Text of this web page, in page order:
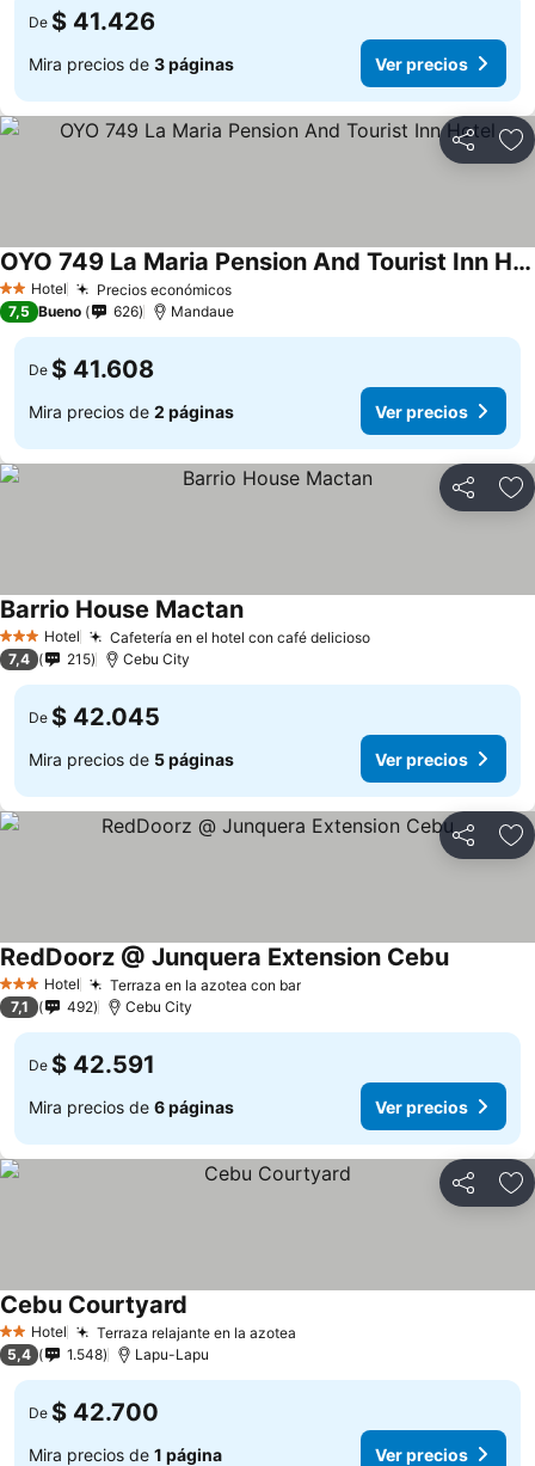
De $ 41.426
Mira precios de 3 páginas Ver precios
Compartir
2 Estrellas
Hotel Precios económicos
OYO 749 La Maria Pension And Tourist Inn Hotel
7,5 Bueno 626 Mandaue
De $ 41.608
Mira precios de 2 páginas Ver precios
Compartir
3 Estrellas
Hotel Cafetería en el hotel con café delicioso
Barrio House Mactan
7,4 215 Cebu City
De $ 42.045
Mira precios de 5 páginas Ver precios
Compartir
3 Estrellas
Hotel Terraza en la azotea con bar
RedDoorz @ Junquera Extension Cebu
7,1 492 Cebu City
De $ 42.591
Mira precios de 6 páginas Ver precios
Compartir
2 Estrellas
Hotel Terraza relajante en la azotea
Cebu Courtyard
5,4 1.548 Lapu-Lapu
De $ 42.700
Mira precios de 1 página Ver precios